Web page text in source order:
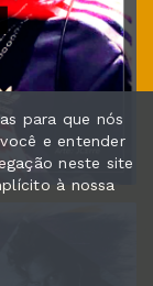
para que nós
e entender
neste site
à nossa